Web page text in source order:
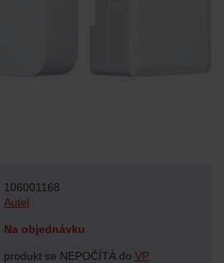
produkt se NEPOČÍTÁ do VP
Na objednávku
Autel
106001168